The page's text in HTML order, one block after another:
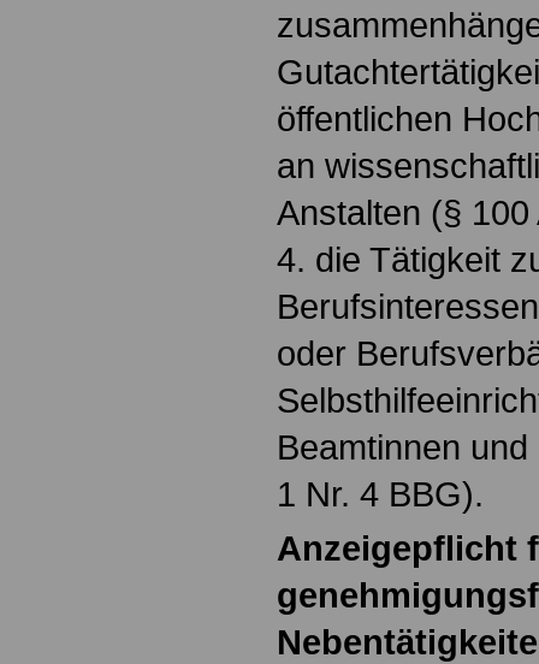
öffentlichen
an
Anstalten (§
4. die Tätigkeit
oder
Beamtinnen
1 Nr. 4 BBG).
Anzeigepflicht